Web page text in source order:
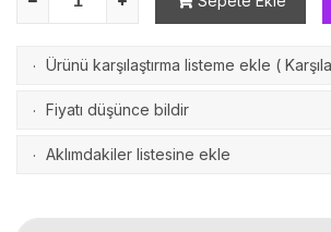
· Ürünü karşılaştırma listeme ekle (
· Fiyatı düşünce bildir
· Aklımdakiler listesine ekle